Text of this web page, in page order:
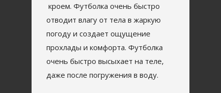
кроем. Футболка очень быстро
отводит влагу от тела в жаркую
погоду и создает ощущение
прохлады и комфорта. Футболка
очень быстро высыхает на теле,
даже после погружения в воду.